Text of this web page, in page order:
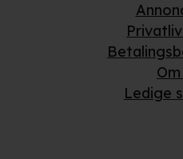
Ledige